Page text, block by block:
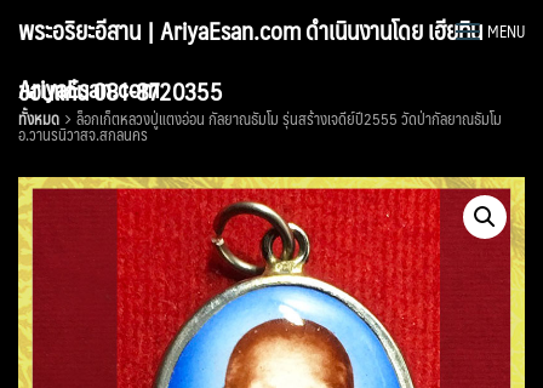
พระอริยะอีสาน | AriyaEsan.com ดำเนินงานโดย เฮียทิน
ขอนแก่น 081-8720355
MENU
AriyaEsan.com
ทั้งหมด ล็อกเก็ตหลวงปู่แตงอ่อน กัลยาณธัมโม รุ่นสร้างเจดีย์ปี2555 วัดป่ากัลยาณธัมโม
อ.วานรนิวาสจ.สกลนคร